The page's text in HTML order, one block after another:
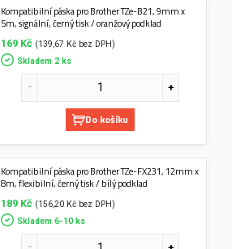
Kompatibilní páska pro Brother TZe-B21, 9mm x
5m, signální, černý tisk / oranžový podklad
169 Kč (139,67 Kč bez DPH)
Skladem 2 ks
Do košíku
Kompatibilní páska pro Brother TZe-FX231, 12mm x
8m, flexibilní, černý tisk / bílý podklad
189 Kč (156,20 Kč bez DPH)
Skladem 6-10 ks